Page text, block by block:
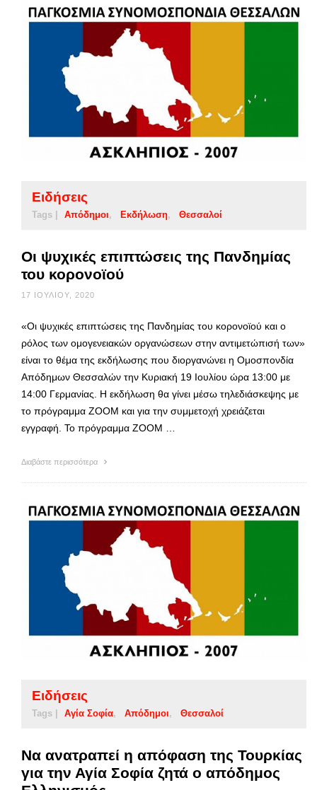
Ειδήσεις
Tags | Απόδημοι Εκδήλωση Θεσσαλοί
Οι ψυχικές επιπτώσεις της Πανδημίας
του κορονοϊού
17 ΙΟΥΛΊΟΥ, 2020
«Οι ψυχικές επιπτώσεις της Πανδημίας του κορονοϊού και ο
ρόλος των ομογενειακών οργανώσεων στην αντιμετώπισή των»
είναι το θέμα της εκδήλωσης που διοργανώνει η Ομοσπονδία
Απόδημων Θεσσαλών την Κυριακή 19 Ιουλίου ώρα 13:00 με
14:00 Γερμανίας. Η εκδήλωση θα γίνει μέσω τηλεδιάσκεψης με
το πρόγραμμα ZOOM και για την συμμετοχή χρειάζεται
εγγραφή. Το πρόγραμμα ZOOM …
Διαβάστε περισσότερα
Ειδήσεις
Tags | Αγία Σοφία Απόδημοι Θεσσαλοί
Να ανατραπεί η απόφαση της Τουρκίας
για την Αγία Σοφία ζητά ο απόδημος